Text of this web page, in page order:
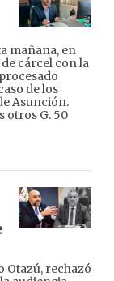
mañana, en
cárcel con la
de los
Asunción.
otros G. 50
Otazú, rechazó